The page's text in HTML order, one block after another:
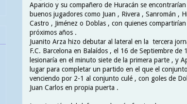
Aparicio y su compañero de Huracán se
buenos jugadores como Juan , Rivera , Sanromán ,
Castro , Jiménez o Doblas , con quienes
próximos años .
Juanito Arza hizo debutar al lateral en la tercera
F.C. Barcelona en Balaídos , el 16 de Septiembre de
lesionaría en el minuto siete de la primera parte , y
lugar para completar un partido en el que el
venciendo por 2-1 al conjunto culé , con goles de
Juan Carlos en propia puerta .